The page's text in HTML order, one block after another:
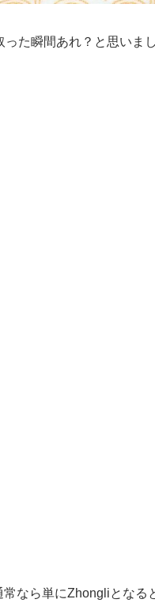
た瞬間あれ？と思いま
なら単にZhongliとなる